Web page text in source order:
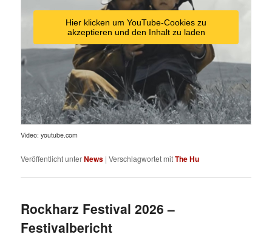
Hier klicken um YouTube-Cookies zu
akzeptieren und den Inhalt zu laden
Video: youtube.com
Veröffentlicht unterNews |Verschlagwortet mitThe Hu
Rockharz Festival 2026 –
Festivalbericht